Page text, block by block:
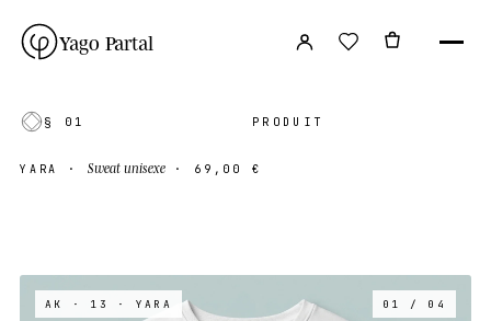
Yago Partal
§ 01 PRODUIT
YARA · Sweat unisexe· 69,00 €
AK · 13 · YARA 01 / 04